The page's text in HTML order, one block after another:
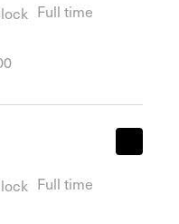
Full time
Full time